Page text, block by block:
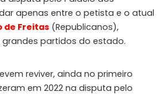
apenas entre o petista e o atual
de Freitas (Republicanos),
partidos do estado.
reviver, ainda no primeiro
em 2022 na disputa pelo